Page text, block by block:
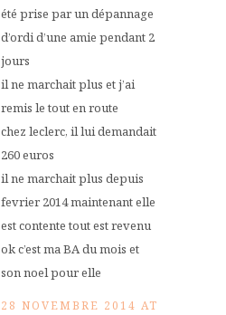
été prise par un dépannage
d’ordi d’une amie pendant 2
jours
il ne marchait plus et j’ai
remis le tout en route
chez leclerc, il lui demandait
260 euros
il ne marchait plus depuis
fevrier 2014 maintenant elle
est contente tout est revenu
ok c’est ma BA du mois et
son noel pour elle
28 NOVEMBRE 2014 AT